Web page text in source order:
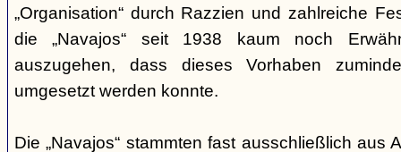
„Organisation“ durch Razzien und zahlreiche
die „Navajos“ seit 1938 kaum noch
auszugehen, dass dieses Vorhaben
umgesetzt werden konnte.
Die „Navajos“ stammten fast ausschließlich aus